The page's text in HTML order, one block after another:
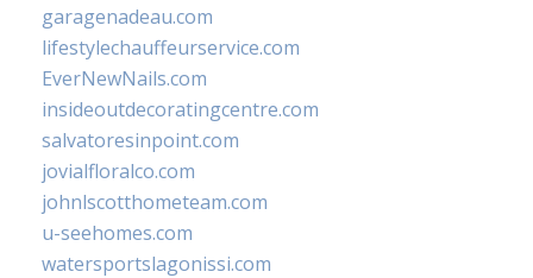
garagenadeau.com
lifestylechauffeurservice.com
EverNewNails.com
insideoutdecoratingcentre.com
salvatoresinpoint.com
jovialfloralco.com
johnlscotthometeam.com
u-seehomes.com
watersportslagonissi.com